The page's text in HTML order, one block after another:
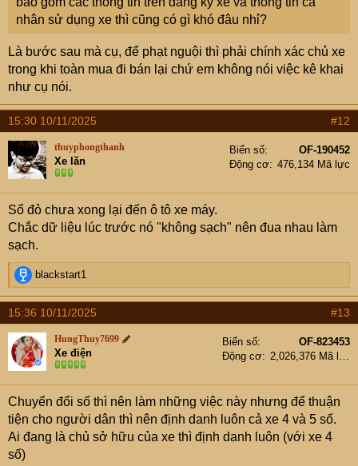
nhân sử dụng xe thì cũng có gì khó đâu nhỉ?
Là bước sau mà cụ, để phạt nguội thì phải chính xác chủ xe
trong khi toàn mua đi bán lại chứ em không nói việc kê khai
như cụ nói.
15:30 10/11/2025 #12
thuyphongthanh
Xe lăn
Biển số
OF-190452
Động cơ
476,134 Mã lực
Sổ đỏ chưa xong lại đến ô tô xe máy.
Chắc dữ liệu lúc trước nó "không sạch" nên đua nhau làm
sạch.
R
e
a
c
t
i
o
n
s
:
blackstart1
15:36 10/11/2025 #13
HungThuy7699
Xe điện
Biển số
OF-823453
Động cơ
Chuyển đổi số thì nên làm những việc này nhưng để thuận
tiện cho người dân thì nên định danh luôn cả xe 4 và 5 số.
Ai đang là chủ sở hữu của xe thì định danh luôn (với xe 4
số)